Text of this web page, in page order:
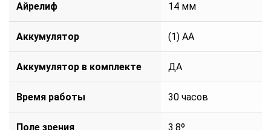
Айрелиф 14 мм
Аккумулятор (1) AA
Аккумулятор в комплекте ДА
Время работы 30 часов
Поле зрения 3.8º